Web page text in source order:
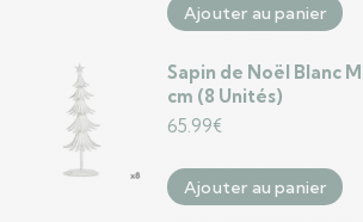
Ajouter au panier
Sapin de Noël Blanc
cm (8 Unités)
65.99€
Ajouter au panier